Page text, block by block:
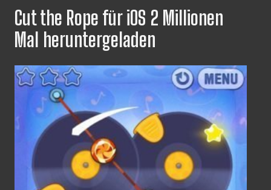
Cut the Rope für iOS 2 Millionen
Mal heruntergeladen